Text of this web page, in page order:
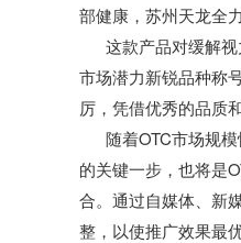
部健康，苏州天龙全
这款产品对缓解
市场潜力新锐品种称
厉，凭借优秀的品质
随着OTC市场规
的关键一步，也将是
合。通过自媒体、新
整，以使推广效果最